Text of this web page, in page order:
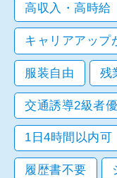
高収入・高時給
キャリアアップ
服装自由 残
交通誘導2級者
1日4時間以内可
履歴書不要